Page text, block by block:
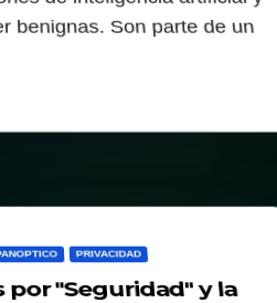
benignas. Son parte de un
PRIVACIDAD
"Seguridad" y la